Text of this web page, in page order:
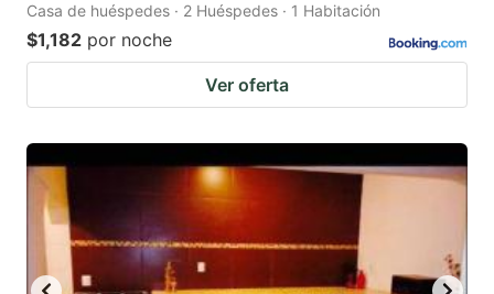
Casa de huéspedes · 2 Huéspedes · 1 Habitación
$1,182 por noche
Ver oferta